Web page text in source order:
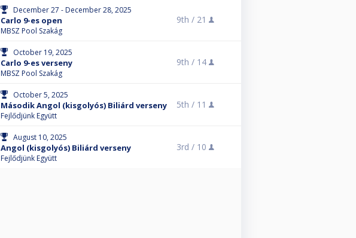
December 27 - December 28, 2025
Carlo 9-es open
MBSZ Pool Szakág
9th / 21
October 19, 2025
Carlo 9-es verseny
MBSZ Pool Szakág
9th / 14
October 5, 2025
Második Angol (kisgolyós) Biliárd verseny
Fejlődjünk Együtt
5th / 11
August 10, 2025
Angol (kisgolyós) Biliárd verseny
Fejlődjünk Együtt
3rd / 10